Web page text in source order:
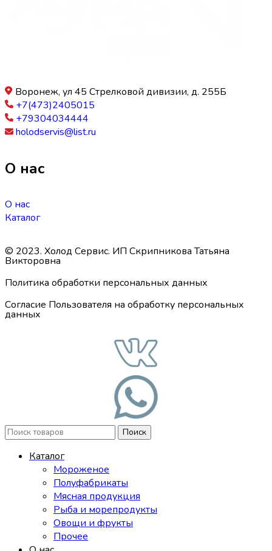
Воронеж, ул 45 Стрелковой дивизии, д. 255Б
+7(473)2405015
+79304034444
holodservis@list.ru
О нас
О нас
Каталог
© 2023. Холод Сервис. ИП Скрипникова Татьяна
Викторовна
Политика обработки персональных данных
Согласие Пользователя на обработку персональных
данных
Поиск
Каталог
Мороженое
Полуфабрикаты
Мясная продукция
Рыба и морепродукты
Овощи и фрукты
Прочее